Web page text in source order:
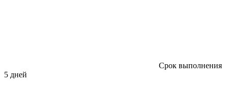
Срок выполнения
5 дней